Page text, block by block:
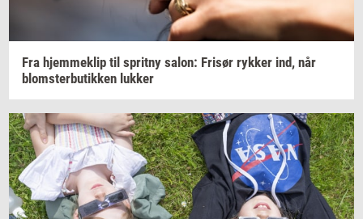
Fra hjem­me­klip til sprit­ny salon: Fri­sør ryk­ker ind, når
blom­ster­bu­tik­ken luk­ker